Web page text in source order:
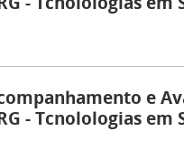
e
- Tcnolologias